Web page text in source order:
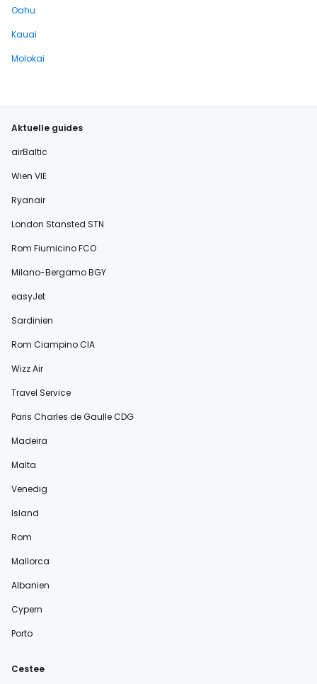
Oahu
Kauai
Molokai
Aktuelle guides
airBaltic
Wien VIE
Ryanair
London Stansted STN
Rom Fiumicino FCO
Milano-Bergamo BGY
easyJet
Sardinien
Rom Ciampino CIA
Wizz Air
Travel Service
Paris Charles de Gaulle CDG
Madeira
Malta
Venedig
Island
Rom
Mallorca
Albanien
Cypern
Porto
Cestee